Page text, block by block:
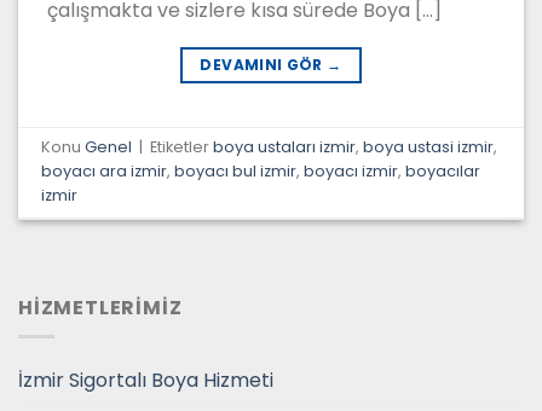
çalışmakta ve sizlere kısa sürede Boya […]
DEVAMINI GÖR →
KonuGenel | Etiketlerboya ustaları izmir,boya ustasi izmir,
boyacı ara izmir,boyacı bul izmir,boyacı izmir,boyacılar
izmir
HİZMETLERİMİZ
İzmir Sigortalı Boya Hizmeti